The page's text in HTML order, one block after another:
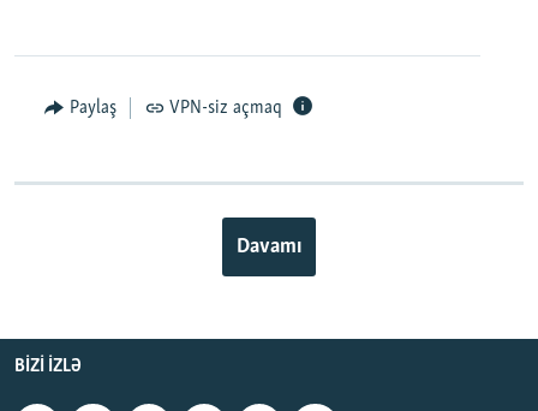
Paylaş VPN-siz açmaq
Davamı
BIZI IZLƏ